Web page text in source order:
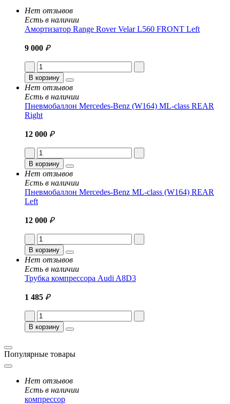
Нет отзывов
Есть в наличии
Амортизатор Range Rover Velar L560 FRONT Left
9 000 ₽
В корзину
Нет отзывов
Есть в наличии
Пневмобаллон Mercedes-Benz (W164) ML-class REAR
Right
12 000 ₽
В корзину
Нет отзывов
Есть в наличии
Пневмобаллон Mercedes-Benz ML-class (W164) REAR
Left
12 000 ₽
В корзину
Нет отзывов
Есть в наличии
Трубка компрессора Audi A8D3
1 485 ₽
В корзину
Популярные товары
Нет отзывов
Есть в наличии
компрессор